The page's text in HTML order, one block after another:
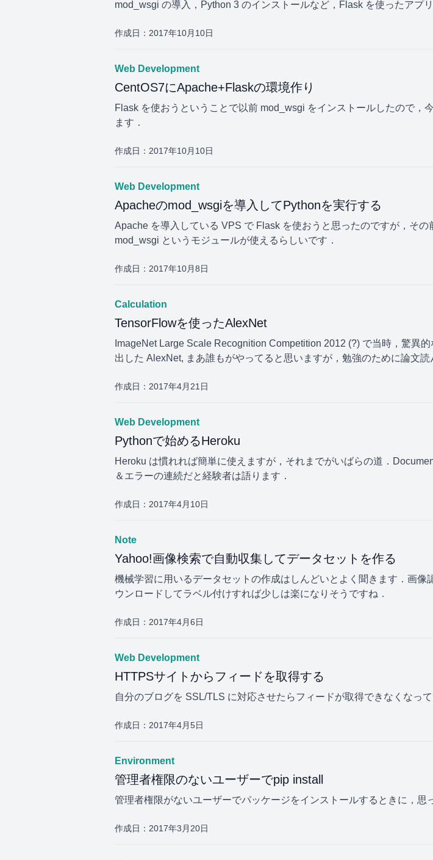
mod_wsgi の導入，Python 3 のインストールなど，Flask を使ったアプ
作成日： 2017年10月10日
Web Development
CentOS7にApache+Flaskの環境作り
Flask を使おうということで以前 mod_wsgi をインストールしたので，
ます．
作成日： 2017年10月10日
Web Development
Apacheのmod_wsgiを導入してPythonを実行する
Apache を導入している VPS で Flask を使おうと思ったのですが，そ
mod_wsgi というモジュールが使えるらしいです．
作成日： 2017年10月8日
Calculation
TensorFlowを使ったAlexNet
ImageNet Large Scale Recognition Competition 2012 (?) で当時，驚異
出した AlexNet, まあ誰もがやってると思いますが，勉強のために論文読
作成日： 2017年4月21日
Web Development
Pythonで始めるHeroku
Heroku は慣れれば簡単に使えますが，それまでがいばらの道．
＆エラーの連続だと経験者は語ります．
作成日： 2017年4月10日
Note
Yahoo!画像検索で自動収集してデータセットを作る
機械学習に用いるデータセットの作成はしんどいとよく聞きます．画
ウンロードしてラベル付けすれば少しは楽になりそうですね．
作成日： 2017年4月6日
Web Development
HTTPSサイトからフィードを取得する
自分のブログを SSL/TLS に対応させたらフィードが取得できなくなっ
作成日： 2017年4月5日
Environment
管理者権限のないユーザーでpip install
管理者権限がないユーザーでパッケージをインストールするときに，思
作成日： 2017年3月20日